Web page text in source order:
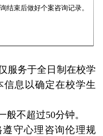
询结束后做好个案咨询记录。
服务于全日制在校学
息以确定在校学生
般不超过50分钟。
守心理咨询伦理规